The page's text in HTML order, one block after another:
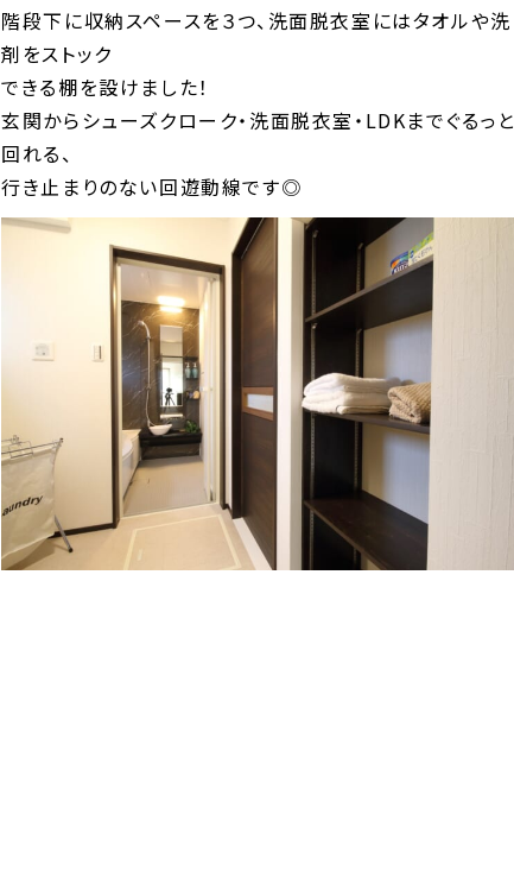
階段下に収納スペースを３つ、洗面脱衣室にはタオルや洗
剤をストック
できる棚を設けました！
玄関からシューズクローク・洗面脱衣室・LDKまでぐるっと
回れる、
行き止まりのない回遊動線です◎